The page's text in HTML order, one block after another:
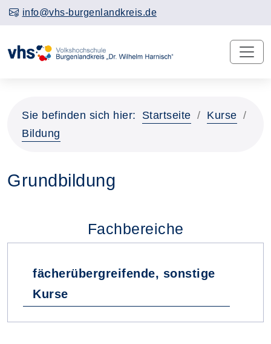
info@vhs-burgenlandkreis.de
Sie befinden sich hier: Startseite
Kurse
Bildung
Grundbildung
Fachbereiche
fächerübergreifende, sonstige
Kurse